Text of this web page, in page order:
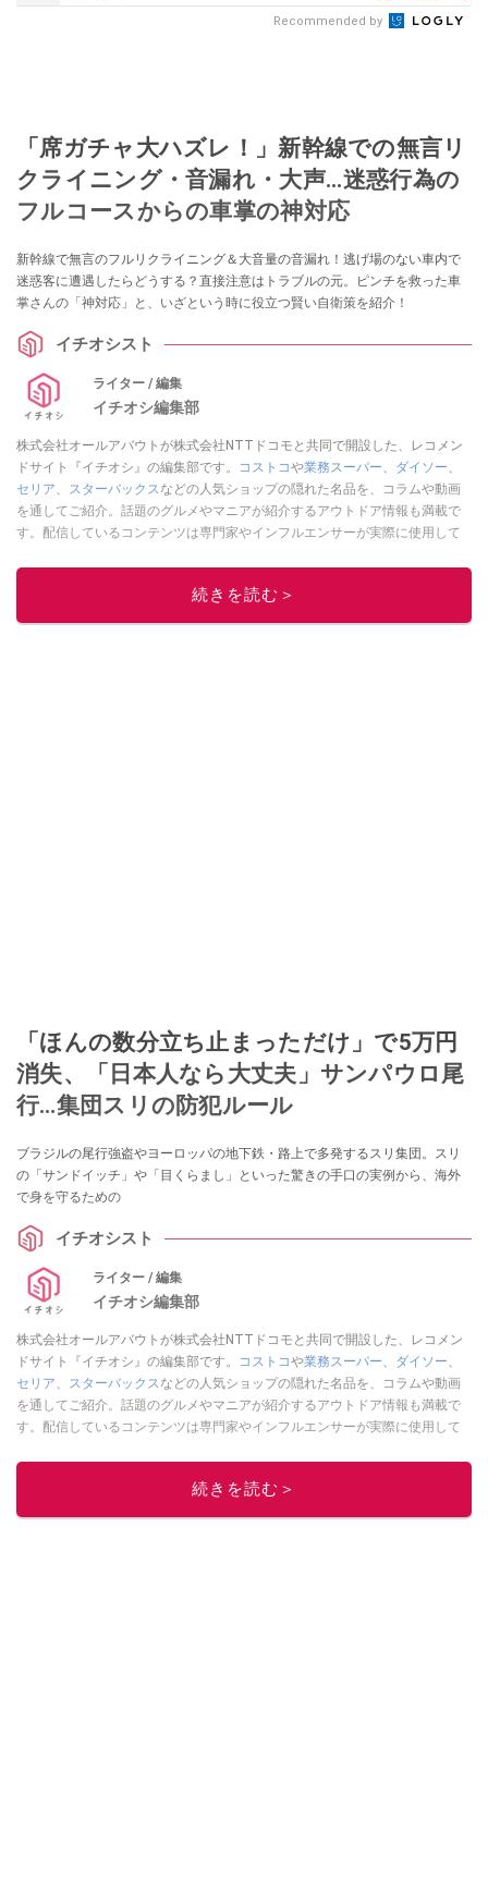
Recommended by
「席ガチャ大ハズレ！」新幹線での無言リ
クライニング・音漏れ・大声...迷惑行為の
フルコースからの車掌の神対応
新幹線で無言のフルリクライニング＆大音量の音漏れ！逃げ場のない車内で
迷惑客に遭遇したらどうする？直接注意はトラブルの元。ピンチを救った車
掌さんの「神対応」と、いざという時に役立つ賢い自衛策を紹介！
イチオシスト
ライター / 編集
イチオシ編集部
株式会社オールアバウトが株式会社NTTドコモと共同で開設した、レコメン
ドサイト『イチオシ』の編集部です。
コストコや業務スーパー、 ダイソー、
セリア、 スターバックスなどの人気ショップの隠れた名品を、コラムや動画
を通してご紹介。話題のグルメやマニアが紹介するアウトドア情報も満載で
す。配信しているコンテンツは専門家やインフルエンサーが実際に使用して
ニュースでフォロー
続きを読む＞
「ほんの数分立ち止まっただけ」で5万円
消失、「日本人なら大丈夫」サンパウロ尾
行…集団スリの防犯ルール
ブラジルの尾行強盗やヨーロッパの地下鉄・路上で多発するスリ集団。スリ
の「サンドイッチ」や「目くらまし」といった驚きの手口の実例から、海外
で身を守るための
イチオシスト
ライター / 編集
イチオシ編集部
株式会社オールアバウトが株式会社NTTドコモと共同で開設した、レコメン
ドサイト『イチオシ』の編集部です。
コストコや業務スーパー、 ダイソー、
セリア、 スターバックスなどの人気ショップの隠れた名品を、コラムや動画
を通してご紹介。話題のグルメやマニアが紹介するアウトドア情報も満載で
す。配信しているコンテンツは専門家やインフルエンサーが実際に使用して
ニュースでフォロー
続きを読む＞